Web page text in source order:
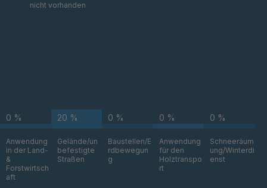
UH 86
UH 88 4064534
nicht vorhanden
0 %
Anwendung
in der Land-
&
Forstwirtsch
aft
20 %
Gelände/un
befestigte
Straßen
0 %
Baustellen/E
rdbewegun
g
0 %
Anwendung
für den
Holztranspo
rt
0 %
Schneeräum
ung/Winterdi
enst